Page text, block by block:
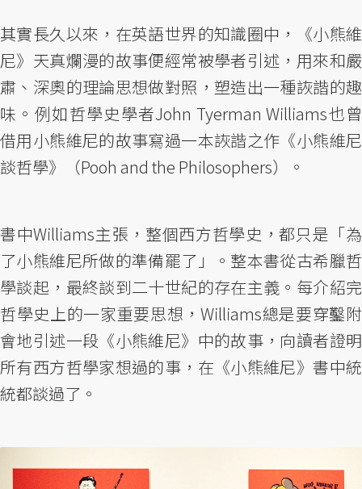
其實長久以來，在英語世界的知識圈中，《小熊維
尼》天真爛漫的故事便經常被學者引述，用來和嚴
肅、深奧的理論思想做對照，塑造出一種詼諧的趣
味。例如哲學史學者John Tyerman Williams也曾
借用小熊維尼的故事寫過一本詼諧之作《小熊維尼
談哲學》（Pooh and the Philosophers）。
書中Williams主張，整個西方哲學史，都只是「為
了小熊維尼所做的準備罷了」。整本書從古希臘哲
學談起，最終談到二十世紀的存在主義。每介紹完
哲學史上的一家重要思想，Williams總是要穿鑿附
會地引述一段《小熊維尼》中的故事，向讀者證明
所有西方哲學家想過的事，在《小熊維尼》書中統
統都談過了。